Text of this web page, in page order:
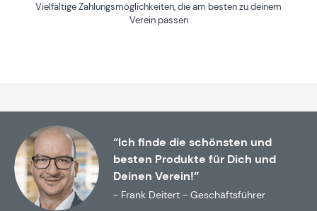
Vielfältige Zahlungsmöglichkeiten, die am besten zu deinem
Verein passen
“Ich finde die schönsten und
besten Produkte für Dich und
Deinen Verein!”
- Frank Deitert - Geschäftsführer